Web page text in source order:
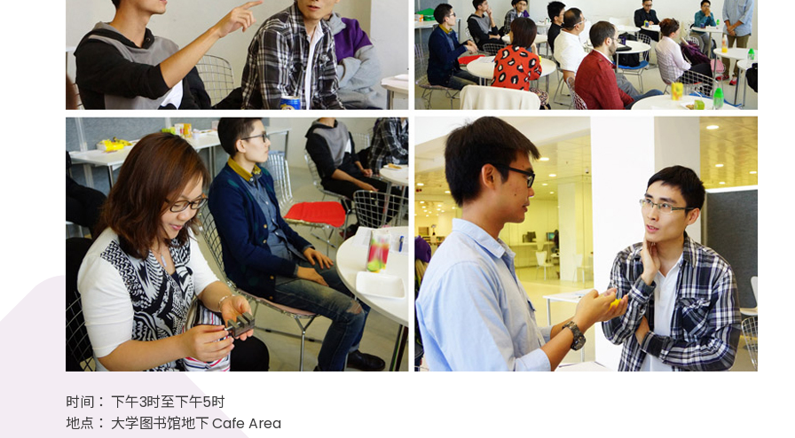
时间： 下午3时至下午5时
地点： 大学图书馆地下 Cafe Area